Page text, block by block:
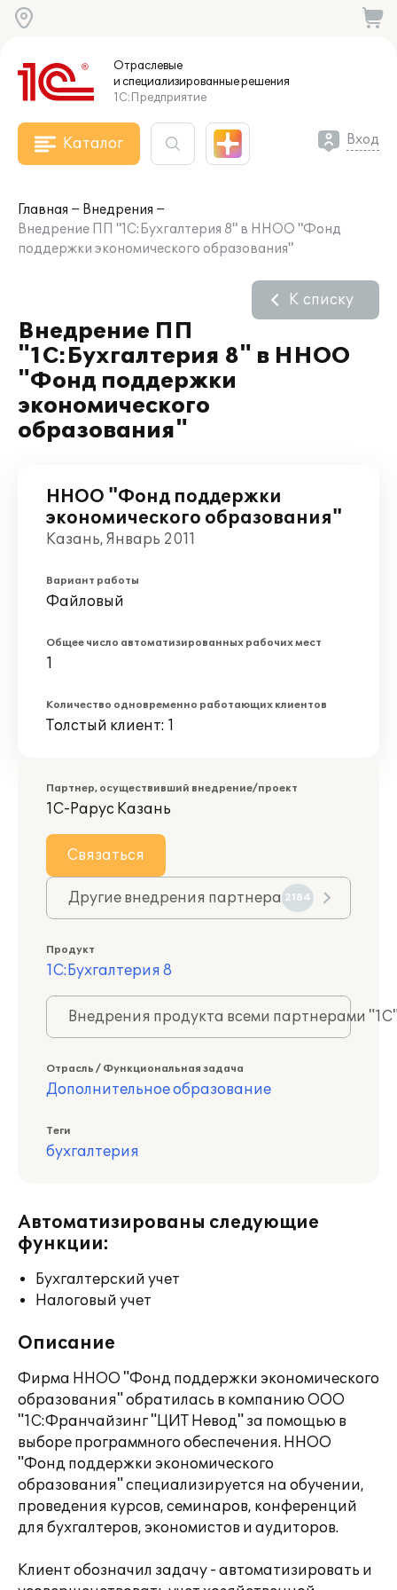
Отраслевые
и специализированныерешения
1С:Предприятие
Каталог Вход
Главная
Внедрения
Внедрение ПП "1С:Бухгалтерия 8" в ННОО "Фонд
поддержки экономического образования"
Внедрение ПП
"1С:Бухгалтерия 8" в ННОО
"Фонд поддержки
экономического
образования"
К списку
ННОО "Фонд поддержки
экономического образования"
Казань, Январь 2011
Вариант работы
Файловый
Общее число автоматизированных рабочих мест
1
Количество одновременно работающих клиентов
Толстый клиент: 1
Партнер, осуществивший внедрение/проект
1С-Рарус Казань
Связаться
Другие внедрения партнера 2184
Продукт
1С:Бухгалтерия 8
Внедрения продукта всеми партнерами
Отрасль / Функциональная задача
Дополнительное образование
Теги
бухгалтерия
Автоматизированы следующие
функции:
Бухгалтерский учет
Налоговый учет
Описание
Фирма ННОО "Фонд поддержки экономического
образования" обратилась в компанию ООО
"1С:Франчайзинг "ЦИТ Невод" за помощью в
выборе программного обеспечения. ННОО
"Фонд поддержки экономического
образования" специализируется на обучении,
проведения курсов, семинаров, конференций
для бухгалтеров, экономистов и аудиторов.
Клиент обозначил задачу - автоматизировать и